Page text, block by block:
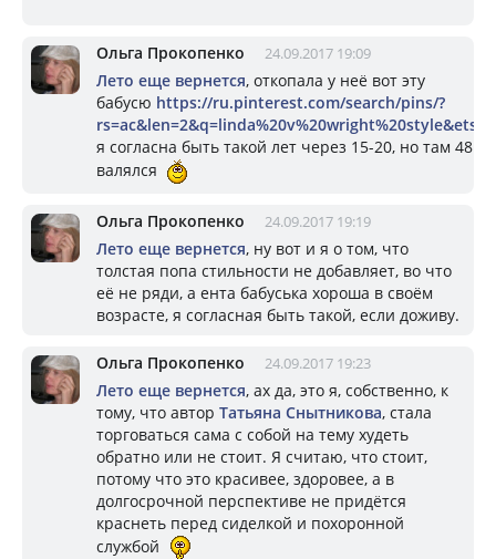
Ольга Прокопенко 24.09.2017 19:09
Лето еще вернется, откопала у неё вот эту
бабусю https://ru.pinterest.com/search/pins/?
я согласна быть такой лет через 15-20, но там 48
валялся
Ольга Прокопенко 24.09.2017 19:19
Лето еще вернется, ну вот и я о том, что
толстая попа стильности не добавляет, во что
её не ряди, а ента бабуська хороша в своём
возрасте, я согласная быть такой, если доживу.
Ольга Прокопенко 24.09.2017 19:23
Лето еще вернется, ах да, это я, собственно, к
тому, что автор Татьяна Снытникова, стала
торговаться сама с собой на тему худеть
обратно или не стоит. Я считаю, что стоит,
потому что это красивее, здоровее, а в
долгосрочной перспективе не придётся
краснеть перед сиделкой и похоронной
службой